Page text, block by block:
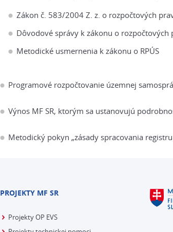
Zákon č. 583/2004 Z. z. o rozpočtových
Dôvodové správy k zákonu o
Metodické usmernenia k zákonu o RPÚS
Programové rozpočtovanie územnej
Výnos MF SR, ktorým sa ustanovujú
Metodický pokyn „zásady spracovania
PROJEKTY MF SR
Projekty OP EVS